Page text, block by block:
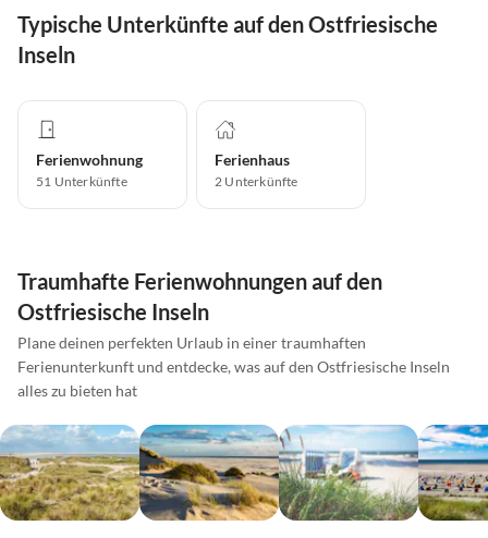
Typische Unterkünfte auf den Ostfriesische
Inseln
Ferienwohnung
51 Unterkünfte
Ferienhaus
2 Unterkünfte
Traumhafte Ferienwohnungen auf den
Ostfriesische Inseln
Plane deinen perfekten Urlaub in einer traumhaften
Ferienunterkunft und entdecke, was auf den Ostfriesische Inseln
alles zu bieten hat